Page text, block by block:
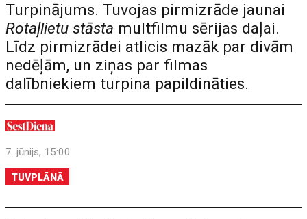
Turpinājums. Tuvojas pirmizrāde jaunai
Rotaļlietu stāsta multfilmu sērijas daļai.
Līdz pirmizrādei atlicis mazāk par divām
nedēļām, un ziņas par filmas
dalībniekiem turpina papildināties.
7. jūnijs, 15:00
TUVPLĀNĀ